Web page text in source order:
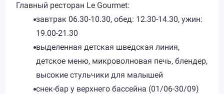
Главный ресторан Le Gourmet:
завтрак 06.30-10.30, обед: 12.30-14.30, ужин:
19.00-21.30
выделенная детская шведская линия,
детское меню, микроволновая печь, блендер,
высокие стульчики для малышей
снек-бар у верхнего бассейна (01/06-30/09)